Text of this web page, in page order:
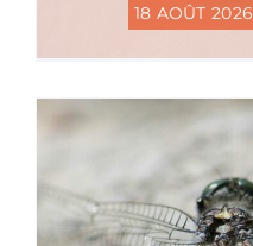
18 AOÛT 2026